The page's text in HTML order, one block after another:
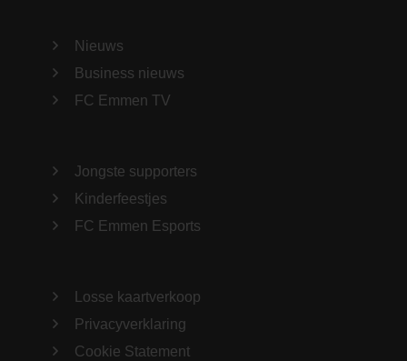
Nieuws
Business nieuws
FC Emmen TV
Jongste supporters
Kinderfeestjes
FC Emmen Esports
Losse kaartverkoop
Privacyverklaring
Cookie Statement